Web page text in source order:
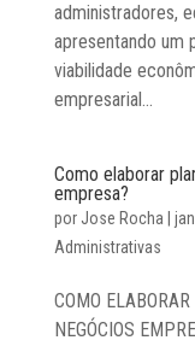
administradores,
apresentando um
viabilidade
empresarial...
Como elaborar
empresa?
por Jose Rocha
Administrativas
COMO
NEGÓCIOS